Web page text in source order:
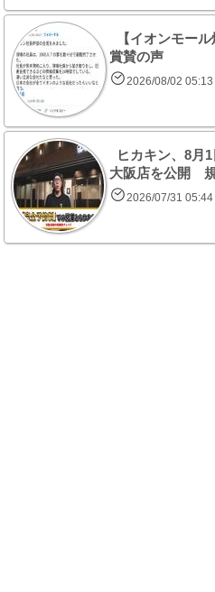
【イオンモー
賞賛の声
2026/08/02
ヒカキン、8月1
大阪店を公開
2026/07/31